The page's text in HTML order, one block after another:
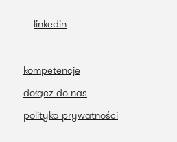
linkedin
kompetencje
dołącz do nas
polityka prywatności